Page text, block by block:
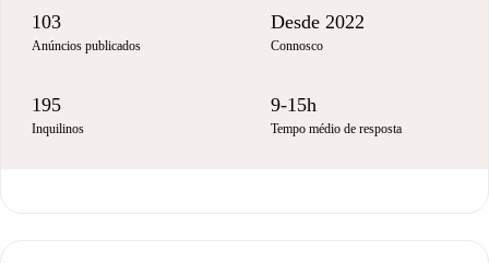
103
Anúncios publicados
Desde 2022
Connosco
195
Inquilinos
9-15h
Tempo médio de resposta